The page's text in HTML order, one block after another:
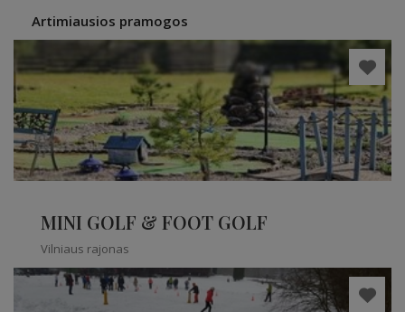
Artimiausios pramogos
MINI GOLF & FOOT GOLF
Vilniaus rajonas